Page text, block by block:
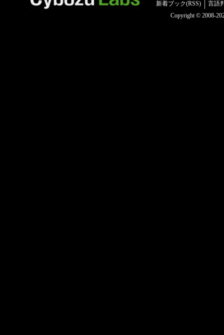
新着ブック(RSS)
言語
Copyright © 2008-